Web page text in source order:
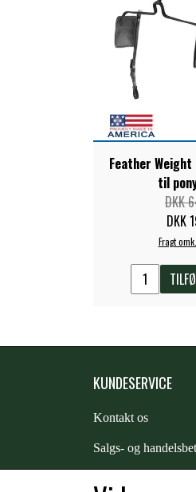
Feather
til
DKK
DKK
Fragt
KUNDESERVICE
Kontakt os
Salgs- og